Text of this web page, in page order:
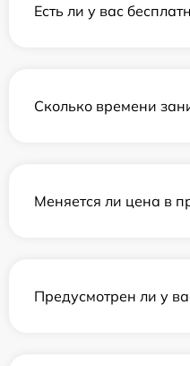
Есть ли у вас
Сколько времени
Меняется ли цена в
Предусмотрен ли у